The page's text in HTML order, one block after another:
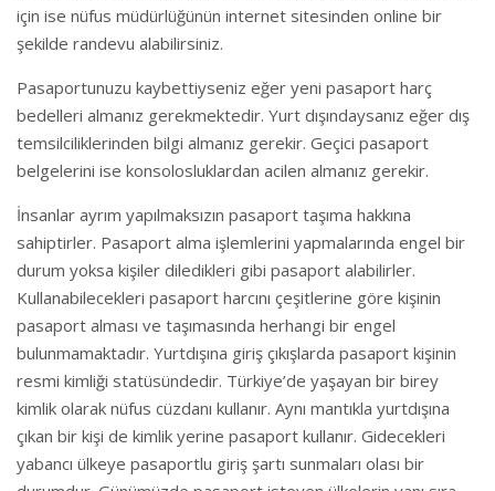
için ise nüfus müdürlüğünün internet sitesinden online bir
şekilde randevu alabilirsiniz.
Pasaportunuzu kaybettiyseniz eğer yeni pasaport harç
bedelleri almanız gerekmektedir. Yurt dışındaysanız eğer dış
temsilciliklerinden bilgi almanız gerekir. Geçici pasaport
belgelerini ise konsolosluklardan acilen almanız gerekir.
İnsanlar ayrım yapılmaksızın pasaport taşıma hakkına
sahiptirler. Pasaport alma işlemlerini yapmalarında engel bir
durum yoksa kişiler diledikleri gibi pasaport alabilirler.
Kullanabilecekleri pasaport harcını çeşitlerine göre kişinin
pasaport alması ve taşımasında herhangi bir engel
bulunmamaktadır. Yurtdışına giriş çıkışlarda pasaport kişinin
resmi kimliği statüsündedir. Türkiye’de yaşayan bir birey
kimlik olarak nüfus cüzdanı kullanır. Aynı mantıkla yurtdışına
çıkan bir kişi de kimlik yerine pasaport kullanır. Gidecekleri
yabancı ülkeye pasaportlu giriş şartı sunmaları olası bir